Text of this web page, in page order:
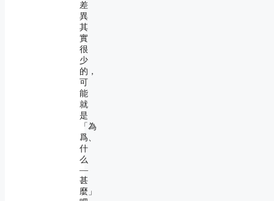
差
異
其
實
很
少
的，
可
能
就
是
「為
爲、
什
么
―
甚
麼」